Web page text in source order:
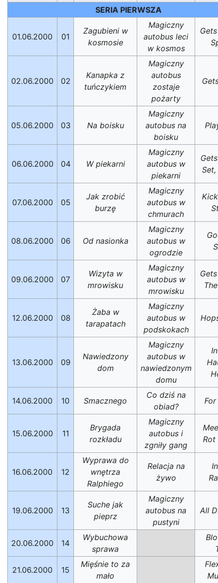
SERIA PIERWSZA
01.06.2000 01
Zagubieni w
kosmosie
Magiczny
autobus leci
w kosmos
02.06.2000 02
Kanapka z
tuńczykiem
Magiczny
autobus
zostaje
pożarty
05.06.2000 03 Na boisku
Magiczny
autobus na
boisku
06.06.2000 04 W piekarni
Magiczny
autobus w
piekarni
07.06.2000 05
Jak zrobić
burzę
Magiczny
autobus w
chmurach
08.06.2000 06 Od nasionka
Magiczny
autobus w
ogrodzie
09.06.2000 07
Wizyta w
mrowisku
Magiczny
autobus w
mrowisku
12.06.2000 08
Żaba w
tarapatach
Magiczny
autobus w
podskokach
13.06.2000 09
Nawiedzony
dom
Magiczny
autobus w
nawiedzonym
domu
14.06.2000 10 Smacznego
Co dziś na
obiad?
15.06.2000 11
Brygada
rozkładu
Magiczny
autobus i
zgniły gang
Rot
16.06.2000 12
Wyprawa do
wnętrza
Ralphiego
Relacja na
żywo
19.06.2000 13
Suche jak
pieprz
Magiczny
autobus na
pustyni
All
20.06.2000 14
Wybuchowa
sprawa
21.06.2000 15
Mięśnie to za
mało